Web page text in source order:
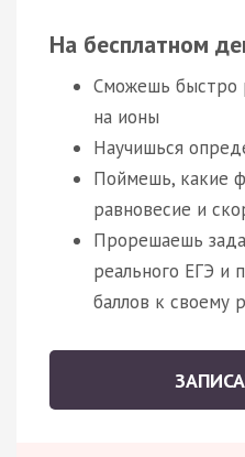
На бесплатном
Сможешь быстро
на ионы
Научишься
Поймешь, какие
равновесие и
Прорешаешь
реального ЕГЭ и
баллов к своему